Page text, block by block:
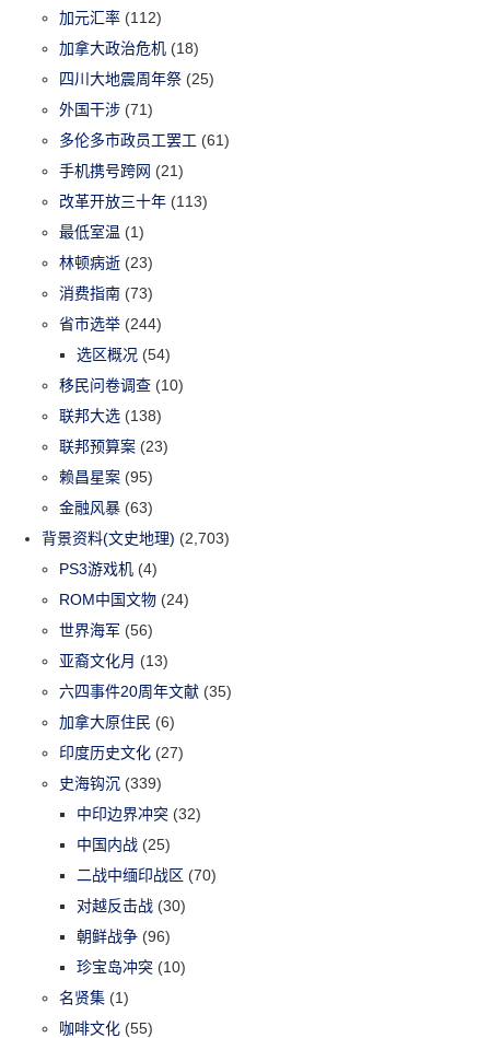
加元汇率 (112)
加拿大政治危机 (18)
四川大地震周年祭 (25)
外国干涉 (71)
多伦多市政员工罢工 (61)
手机携号跨网 (21)
改革开放三十年 (113)
最低室温 (1)
林顿病逝 (23)
消费指南 (73)
省市选举 (244)
选区概况 (54)
移民问卷调查 (10)
联邦大选 (138)
联邦预算案 (23)
赖昌星案 (95)
金融风暴 (63)
背景资料(文史地理) (2,703)
PS3游戏机 (4)
ROM中国文物 (24)
世界海军 (56)
亚裔文化月 (13)
六四事件20周年文献 (35)
加拿大原住民 (6)
印度历史文化 (27)
史海钩沉 (339)
中印边界冲突 (32)
中国内战 (25)
二战中缅印战区 (70)
对越反击战 (30)
朝鲜战争 (96)
珍宝岛冲突 (10)
名贤集 (1)
咖啡文化 (55)